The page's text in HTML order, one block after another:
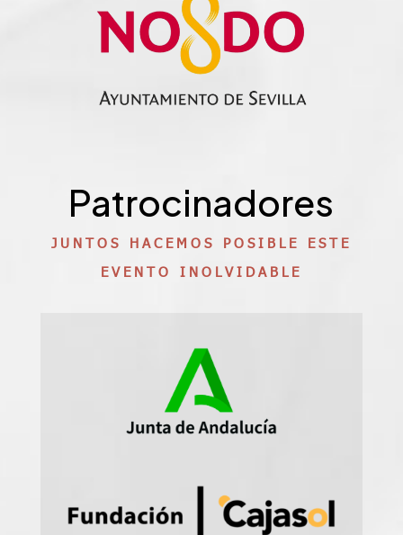
Patrocinadores
JUNTOS HACEMOS POSIBLE ESTE
EVENTO INOLVIDABLE